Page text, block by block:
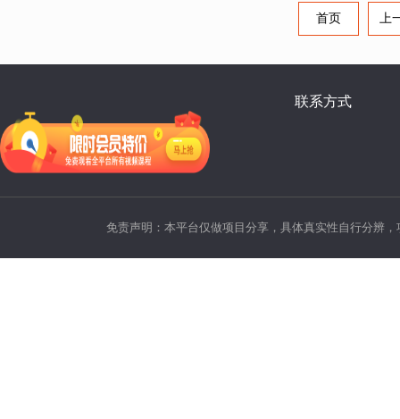
首页 上
联系方式
免责声明：本平台仅做项目分享，具体真实性自行分辨